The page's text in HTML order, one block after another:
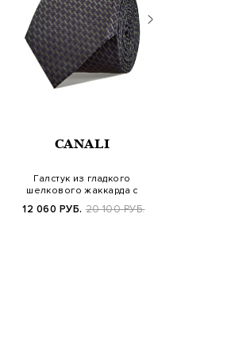
CANALI
Галстук из гладкого
шелкового жаккарда с
12 060 РУБ. 20 100 РУБ.